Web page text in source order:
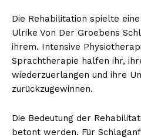
Company
Die Rehabilitation spielte
Ulrike Von Der Groebens
ihrem. Intensive
Sprachtherapie halfen ihr,
wiederzuerlangen und ihre
zurückzugewinnen.
Die Bedeutung der
betont werden. Für